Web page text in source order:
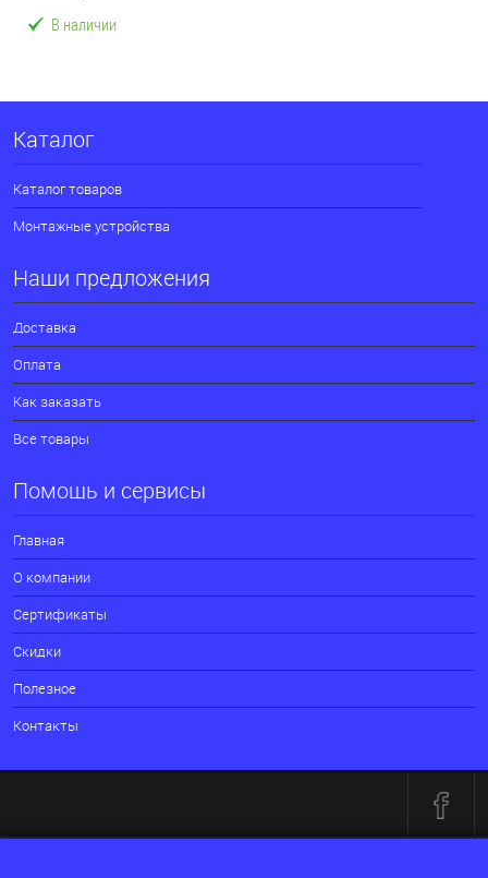
В наличии
Каталог
Каталог товаров
Монтажные устройства
Наши предложения
Доставка
Оплата
Как заказать
Все товары
Помощь и сервисы
Главная
О компании
Сертификаты
Скидки
Полезное
Контакты